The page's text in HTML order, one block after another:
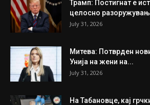
Трамп: Постигнат е
целосно
July 31, 2026
Митева: Потврден
Унија на жени на...
July 31, 2026
На Табановце, кај